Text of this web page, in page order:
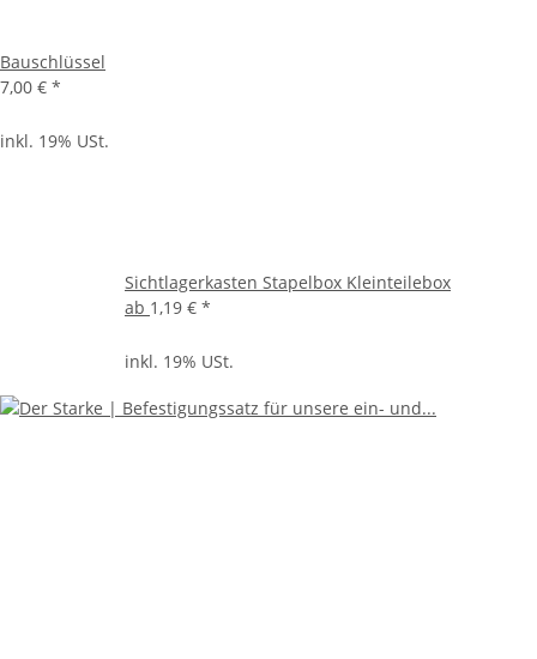
Bauschlüssel
7,00 € *
inkl. 19% USt.
Sichtlagerkasten Stapelbox Kleinteilebox
ab 1,19 € *
inkl. 19% USt.